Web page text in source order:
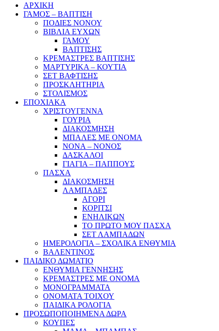
ΑΡΧΙΚΗ
ΓΑΜΟΣ – ΒΑΠΤΙΣΗ
ΠΟΔΙΕΣ ΝΟΝΟΥ
ΒΙΒΛΙΑ ΕΥΧΩΝ
ΓΑΜΟΥ
ΒΑΠΤΙΣΗΣ
ΚΡΕΜΑΣΤΡΕΣ ΒΑΠΤΙΣΗΣ
ΜΑΡΤΥΡΙΚΑ – ΚΟΥΤΙΑ
ΣΕΤ ΒΑΦΤΙΣΗΣ
ΠΡΟΣΚΛΗΤΗΡΙΑ
ΣΤΟΛΙΣΜΟΣ
ΕΠΟΧΙΑΚΑ
ΧΡΙΣΤΟΥΓΕΝΝΑ
ΓΟΥΡΙΑ
ΔΙΑΚΟΣΜΗΣΗ
ΜΠΑΛΕΣ ΜΕ ΟΝΟΜΑ
ΝΟΝΑ – ΝΟΝΟΣ
ΔΑΣΚΑΛΟΙ
ΓΙΑΓΙΑ – ΠΑΠΠΟΥΣ
ΠΑΣΧΑ
ΔΙΑΚΟΣΜΗΣΗ
ΛΑΜΠΑΔΕΣ
ΑΓΟΡΙ
ΚΟΡΙΤΣΙ
ΕΝΗΛΙΚΩΝ
ΤΟ ΠΡΩΤΟ ΜΟΥ ΠΑΣΧΑ
ΣΕΤ ΛΑΜΠΑΔΩΝ
ΗΜΕΡΟΛΟΓΙΑ – ΣΧΟΛΙΚΑ ΕΝΘΥΜΙΑ
ΒΑΛΕΝΤΙΝΟΣ
ΠΑΙΔΙΚΟ ΔΩΜΑΤΙΟ
ΕΝΘΥΜΙΑ ΓΕΝΝΗΣΗΣ
ΚΡΕΜΑΣΤΡΕΣ ΜΕ ΟΝΟΜΑ
ΜΟΝΟΓΡΑΜΜΑΤΑ
ΟΝΟΜΑΤΑ ΤΟΙΧΟΥ
ΠΑΙΔΙΚΑ ΡΟΛΟΓΙΑ
ΠΡΟΣΩΠΟΠΟΙΗΜΕΝΑ ΔΩΡΑ
ΚΟΥΠΕΣ